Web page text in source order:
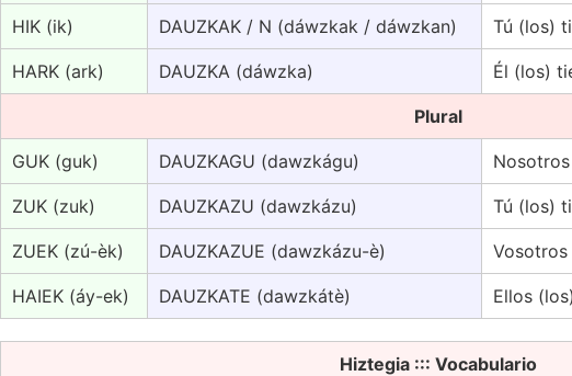
HIK (ik) DAUZKAK / N (dáwzkak / dáwzkan) Tú (los)
HARK (ark) DAUZKA (dáwzka) Él (los)
Plural
GUK (guk) DAUZKAGU (dawzkágu)
ZUK (zuk) DAUZKAZU (dawzkázu) Tú (los)
ZUEK (zú-èk) DAUZKAZUE (dawzkázu-è)
HAIEK (áy-ek) DAUZKATE (dawzkátè) Ellos
Hiztegia ::: Vocabulario